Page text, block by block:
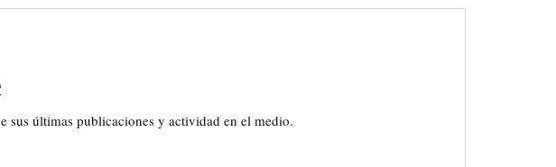
sus últimas publicaciones y actividad en el medio.